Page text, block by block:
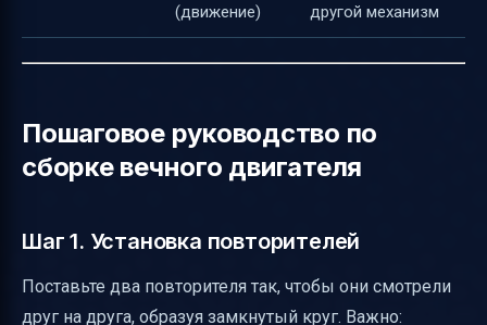
(движение)
другой механизм
Пошаговое руководство по
сборке вечного двигателя
Шаг 1. Установка повторителей
Поставьте два повторителя так, чтобы они смотрели
друг на друга, образуя замкнутый круг. Важно: